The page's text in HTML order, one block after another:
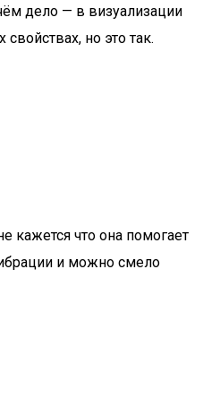
дело — в визуализации
но это так.
кажется что она помогает
и можно смело